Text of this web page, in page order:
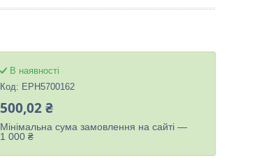
В наявності
Код: EPH5700162
500,02 ₴
Мінімальна сума замовлення на сайті —
1 000 ₴